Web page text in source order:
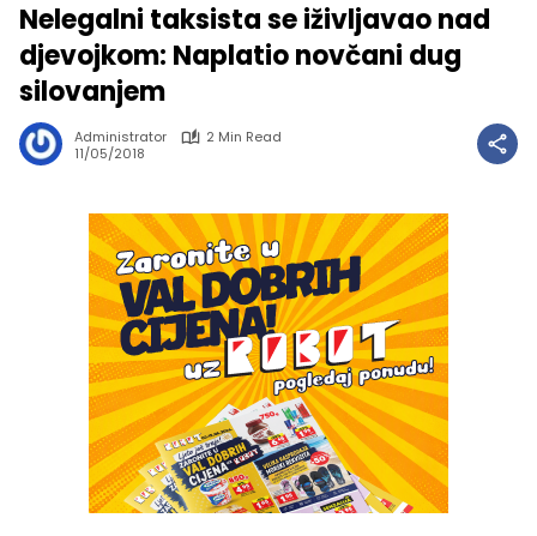
Nelegalni taksista se iživljavao nad
djevojkom: Naplatio novčani dug
silovanjem
Administrator
2 Min Read
11/05/2018